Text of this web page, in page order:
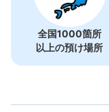
全国1000箇所
以上の預け場所